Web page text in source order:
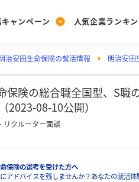
ャンペーン
Post
投稿する
人気企業ランキ
Ranking
ランキングを見る
Vote
PickUp
注目の企業特集
動画で知ろう！業界・企業研
治安田生命保険の就活情報 明治安田
保険の総合職全国型、S職
2023-08-10公開）
リクルーター面談
保険の選考を受けた方へ
アドバイスを残しませんか？あなたの就活